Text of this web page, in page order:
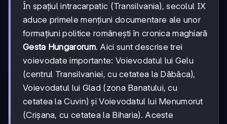
În spațiul intracarpatic (Transilvania), secolul IX
aduce primele mențiuni documentare ale unor
formațiuni politice românești în cronica maghiară
Gesta Hungarorum. Aici sunt descrise trei
voievodate importante: Voievodatul lui Gelu
(centrul Transilvaniei, cu cetatea la Dăbâca),
Voievodatul lui Glad (zona Banatului, cu
cetatea la Cuvin) și Voievodatul lui Menumorut
(Crișana, cu cetatea la Biharia). Aceste